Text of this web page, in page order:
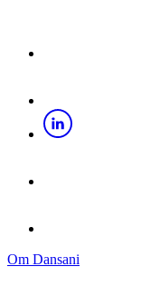
Om Dansani